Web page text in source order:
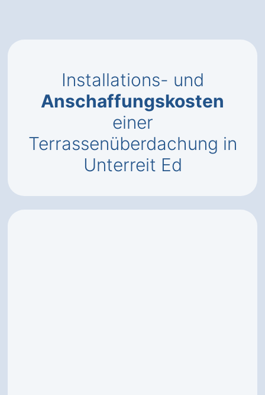
Installations- und
Anschaffungskosten
einer
Terrassenüberdachung in
Unterreit Ed